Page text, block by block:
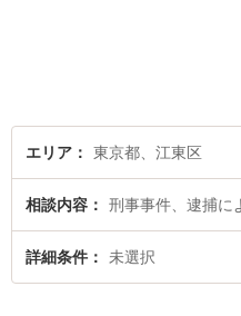
エリア 東京都、江東区
相談内容 刑事事件、逮捕に
詳細条件 未選択